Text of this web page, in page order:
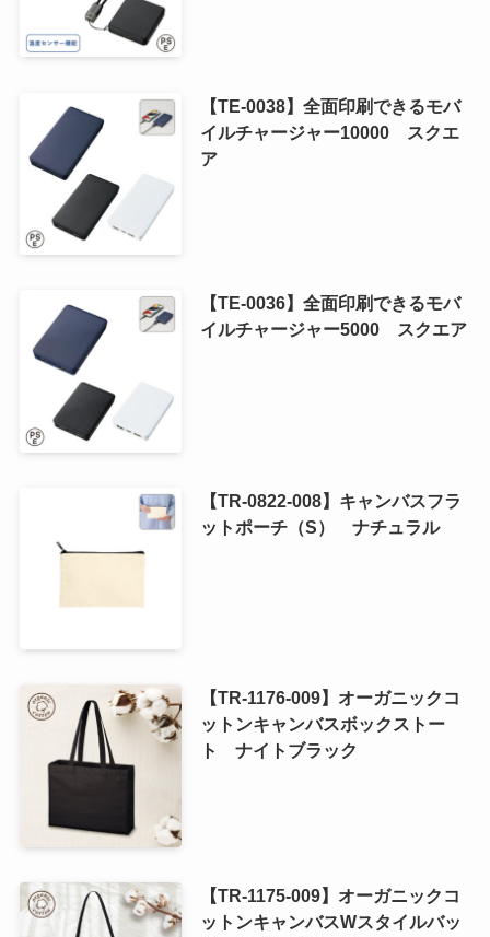
【TE-0038】全面印刷できるモバ
イルチャージャー10000 スクエ
ア
【TE-0036】全面印刷できるモバ
イルチャージャー5000 スクエア
【TR-0822-008】キャンバスフラ
ットポーチ（S） ナチュラル
【TR-1176-009】オーガニックコ
ットンキャンバスボックストー
ト ナイトブラック
【TR-1175-009】オーガニックコ
ットンキャンバスWスタイルバッ